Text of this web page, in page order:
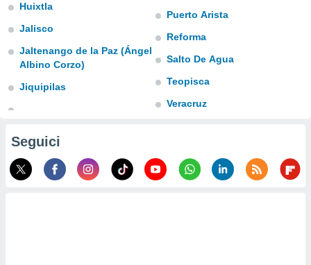
di
ci
di
il
un
la
Huixtla
Jalisco
Jaltenango de la Paz (Ángel
Albino Corzo)
Jiquipilas
Puerto Arista
Reforma
Salto De Agua
Teopisca
Veracruz
Seguici